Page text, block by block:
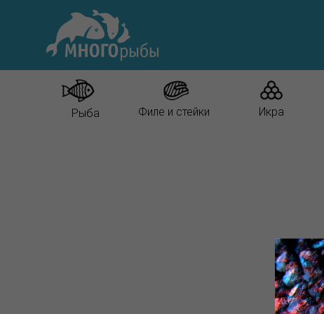
Рыба Филе и стейки Икра